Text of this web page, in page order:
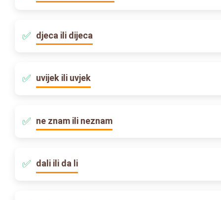
djeca ili dijeca
uvijek ili uvjek
ne znam ili neznam
dali ili da li